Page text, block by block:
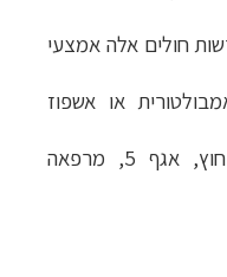
חולים אלה אמצעי
או אשפוז
בניין מרכזי, מרפאות חוץ, אגף 5, מרפאה